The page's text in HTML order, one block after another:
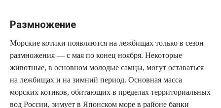
Размножение
Морские котики появляются на лежбищах только в сезон
размножения — с мая по конец ноября. Некоторые
животные, в основном молодые самцы, могут оставаться
на лежбищах и на зимний период. Основная масса
морских котиков, обитающих в пределах территориальных
вод России, зимует в Японском море в районе банки